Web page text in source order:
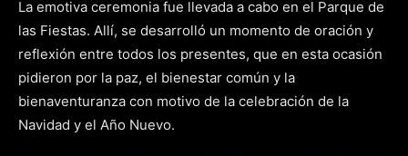
La emotiva ceremonia fue llevada a cabo en el Parque de
las Fiestas. Allí, se desarrolló un momento de oración y
reflexión entre todos los presentes, que en esta ocasión
pidieron por la paz, el bienestar común y la
bienaventuranza con motivo de la celebración de la
Navidad y el Año Nuevo.